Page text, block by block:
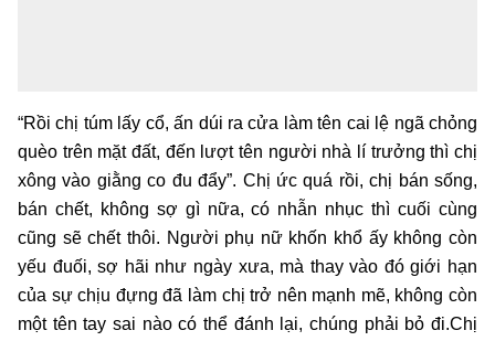
“Rồi chị túm lấy cổ, ấn dúi ra cửa làm tên cai lệ ngã chỏng
quèo trên mặt đất, đến lượt tên người nhà lí trưởng thì chị
xông vào giằng co đu đẩy”. Chị ức quá rồi, chị bán sống,
bán chết, không sợ gì nữa, có nhẫn nhục thì cuối cùng
cũng sẽ chết thôi. Người phụ nữ khốn khổ ấy không còn
yếu đuối, sợ hãi như ngày xưa, mà thay vào đó giới hạn
của sự chịu đựng đã làm chị trở nên mạnh mẽ, không còn
một tên tay sai nào có thể đánh lại, chúng phải bỏ đi.Chị